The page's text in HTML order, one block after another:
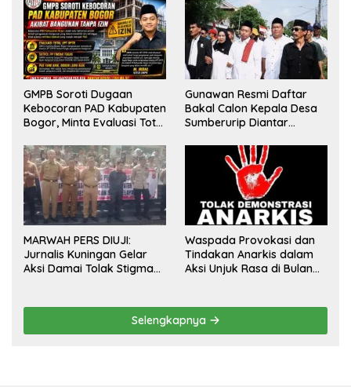
GMPB Soroti Dugaan
Kebocoran PAD Kabupaten
Bogor, Minta Evaluasi Total
Tak Berizin
Gunawan Resmi Daftar
Bakal Calon Kepala Desa
Sumberurip Diantar
Pendukung ke Meja Panitia
MARWAH PERS DIUJI:
Jurnalis Kuningan Gelar
Aksi Damai Tolak Stigma
Wartawan
Waspada Provokasi dan
Tindakan Anarkis dalam
Aksi Unjuk Rasa di Bulan
Selengkapnya